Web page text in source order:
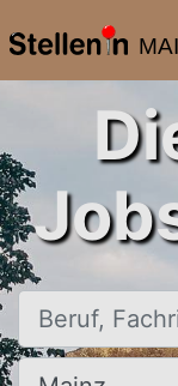
Beruf,
Ort, Stadt